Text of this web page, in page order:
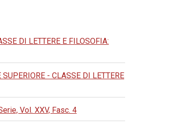
DI LETTERE E FILOSOFIA:
- CLASSE DI LETTERE
Vol. XXV, Fasc. 4